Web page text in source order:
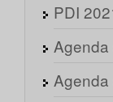
PDI